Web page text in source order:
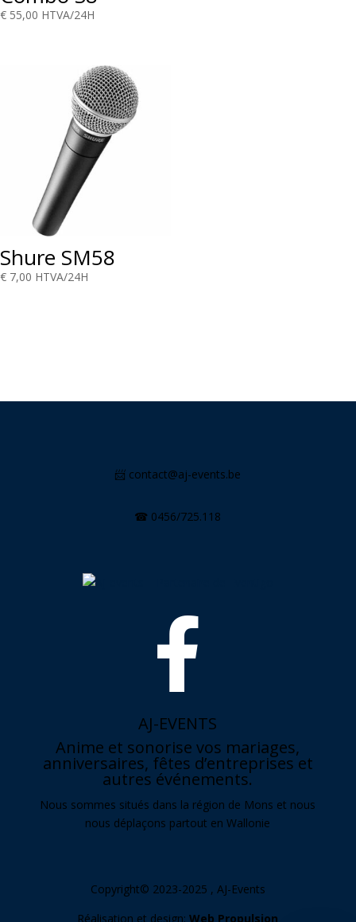
€ 55,00 HTVA/24H
Shure SM58
€ 7,00 HTVA/24H
📨 contact@aj-events.be
☎ 0456/725.118

AJ-EVENTS
Anime et sonorise vos mariages,
anniversaires, fêtes d’entreprises et
autres événements.
Nous sommes situés dans la région de Mons et nous
nous déplaçons partout en Wallonie
Copyright© 2023-2025 , AJ-Events
Réalisation et design:Web Propulsion